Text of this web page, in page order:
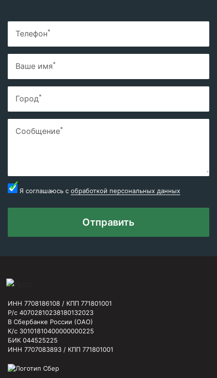
Телефон*
Ваше имя*
Город*
Сообщение*
Я соглашаюсь с обработкой персональных данных
Отправить
ИНН 7708186108 / КПП 771801001
Р/с 40702810238180132023
В Сбербанке России (ОАО)
К/с 30101810400000000225
БИК 044525225
ИНН 7707083893 / КПП 771801001